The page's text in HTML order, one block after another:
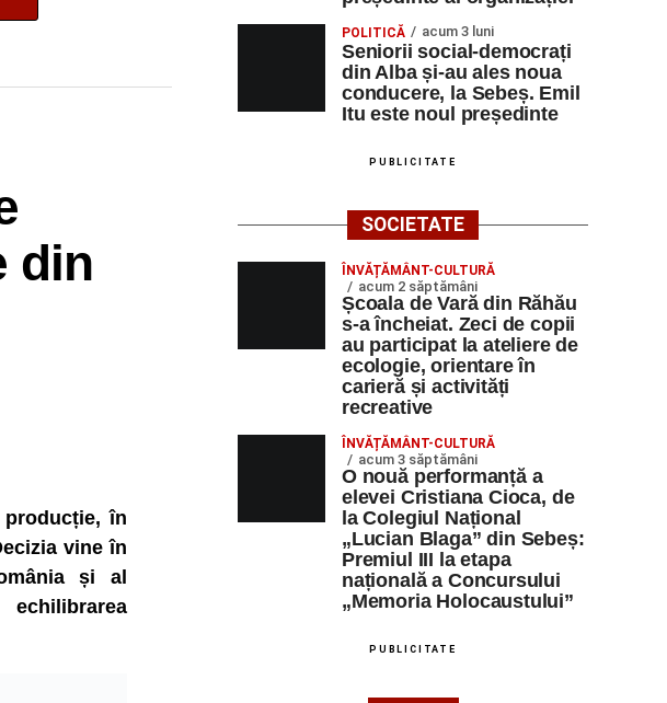
din
în
vine în
și al
POLITICĂ acum 3 luni
Seniorii social-democrați
din Alba și-au ales noua
conducere, la Sebeș. Emil
Itu este noul președinte
PUBLICITATE
SOCIETATE
ÎNVĂȚĂMÂNT-CULTURĂ
acum 2 săptămâni
Școala de Vară din Răhău
s-a încheiat. Zeci de copii
au participat la ateliere de
ecologie, orientare în
carieră și activități
recreative
ÎNVĂȚĂMÂNT-CULTURĂ
acum 3 săptămâni
O nouă performanță a
elevei Cristiana Cioca, de
la Colegiul Național
„Lucian Blaga” din Sebeș:
Premiul III la etapa
națională a Concursului
„Memoria Holocaustului”
PUBLICITATE